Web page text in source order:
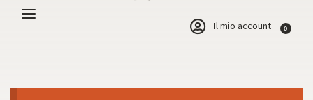
Il mio account 0